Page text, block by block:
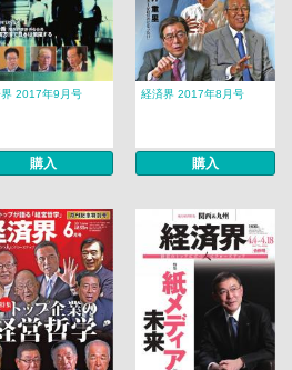
2017年9月号
購入
経済界 2017年8月号
購入